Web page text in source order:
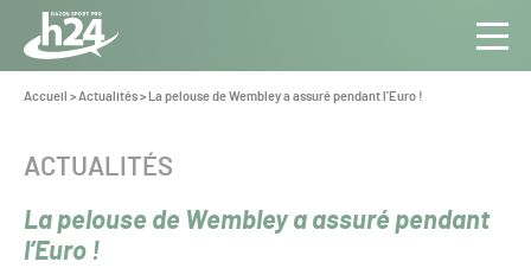
Panneau de gestion des cookies
Aller au contenu
Toute
l’info
Pro
Vous
Accueil >Actualités> La pelouse de Wembley a assuré pendant l’Euro !
La pelouse de Wembley a assuré pendant
l’Euro !
CATÉGORIE :
ACTUALITÉS